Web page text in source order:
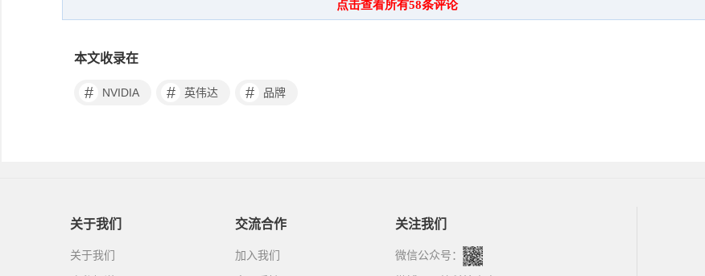
本文收录在
# NVIDIA # 英伟达 # 品牌
关于我们
关于我们
交流合作
加入我们
关注我们
微信公众号：